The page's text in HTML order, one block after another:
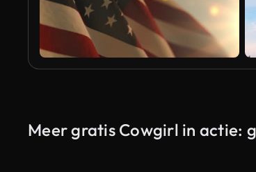
Meer gratis Cowgirl in actie: